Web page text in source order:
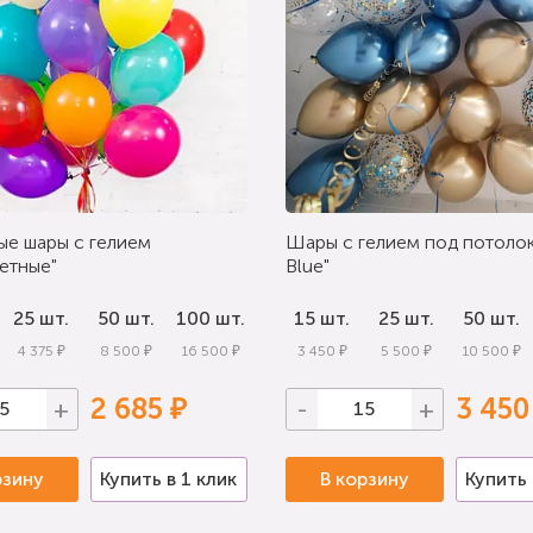
шары с гелием
25 шт.
4 375 ₽
50 шт.
8 500 ₽
100 шт.
16 500 ₽
+ 2 685 ₽
Купить в 1 клик
Шары с гелием под
Blue"
15 шт.
3 450 ₽
25 шт.
5 500 ₽
50 шт.
10 500 ₽
- + 3
В корзину Купить